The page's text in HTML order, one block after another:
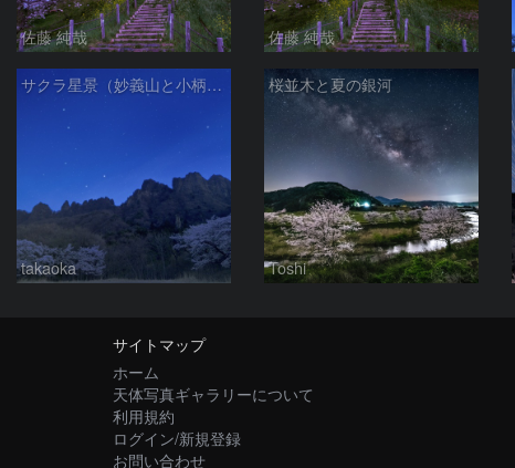
佐藤 純哉 佐藤 純哉
サクラ星景（妙義山と小柄杓、大柄杓）
takaoka
桜並木と夏の銀河
Toshi
サイトマップ
ホーム
天体写真ギャラリーについて
利用規約
ログイン/新規登録
お問い合わせ